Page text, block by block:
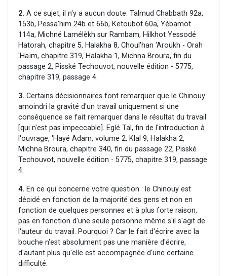
2. A ce sujet, il n'y a aucun doute. Talmud Chabbath 92a,
153b, Pessa'him 24b et 66b, Ketoubot 60a, Yébamot
114a, Michné Lamélèkh sur Rambam, Hilkhot Yessodé
Hatorah, chapitre 5, Halakha 8, Choul'han 'Aroukh - Orah
'Haïm, chapitre 319, Halakha 1, Michna Broura, fin du
passage 2, Pisské Techouvot, nouvelle édition - 5775,
chapitre 319, passage 4.
3. Certains décisionnaires font remarquer que le Chinouy
amoindri la gravité d'un travail uniquement si une
conséquence se fait remarquer dans le résultat du travail
[qui n'est pas impeccable]. Eglé Tal, fin de l'introduction à
l'ouvrage, 'Hayé Adam, volume 2, Klal 9, Halakha 2,
Michna Broura, chapitre 340, fin du passage 22, Pisské
Techouvot, nouvelle édition - 5775, chapitre 319, passage
4.
4. En ce qui concerne votre question : le Chinouy est
décidé en fonction de la majorité des gens et non en
fonction de quelques personnes et à plus forte raison,
pas en fonction d'une seule personne même s'il s'agit de
l'auteur du travail. Pourquoi ? Car le fait d'écrire avec la
bouche n'est absolument pas une manière d'écrire,
d'autant plus qu'elle est accompagnée d'une certaine
difficulté.